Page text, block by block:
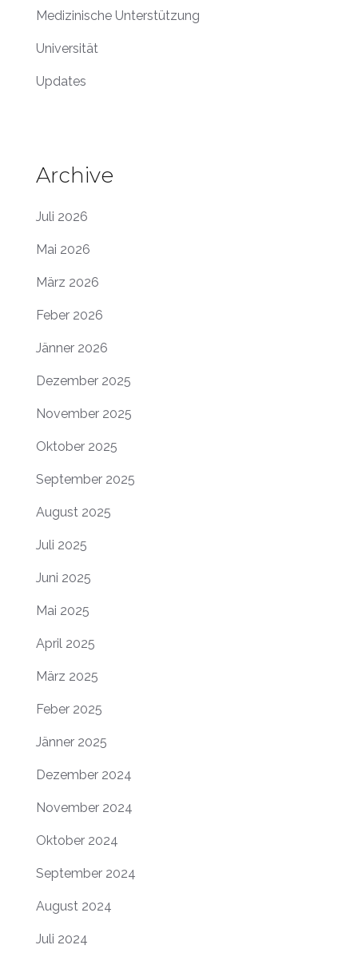
Medizinische Unterstützung
Universität
Updates
Archive
Juli 2026
Mai 2026
März 2026
Feber 2026
Jänner 2026
Dezember 2025
November 2025
Oktober 2025
September 2025
August 2025
Juli 2025
Juni 2025
Mai 2025
April 2025
März 2025
Feber 2025
Jänner 2025
Dezember 2024
November 2024
Oktober 2024
September 2024
August 2024
Juli 2024